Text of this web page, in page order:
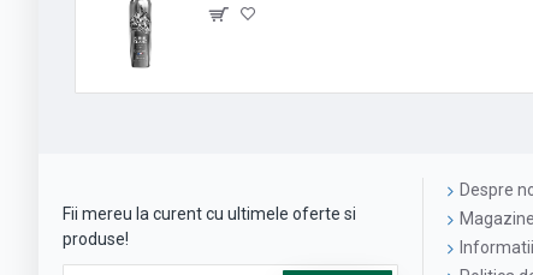
Fii mereu la curent cu ultimele oferte si
produse!
Despre